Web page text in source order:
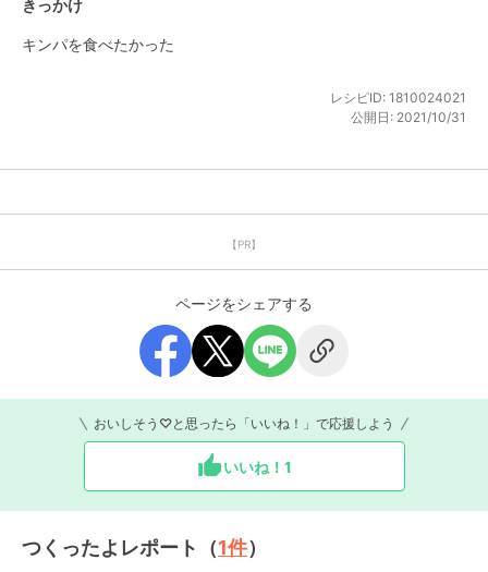
きっかけ
キンパを食べたかった
レシピID: 1810024021
公開日: 2021/10/31
【PR】
ページをシェアする
おいしそう♡と思ったら「いいね！」で応援しよう
いいね！ 1
つくったよレポート（1件）